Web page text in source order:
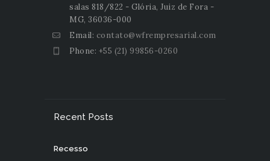
salas 818/822 - Glória, Juiz de Fora -
MG, 36036-000
Email: contato@wfrempresarial.com
Phone: +55 (21) 99856-0260
Recent Posts
Recesso